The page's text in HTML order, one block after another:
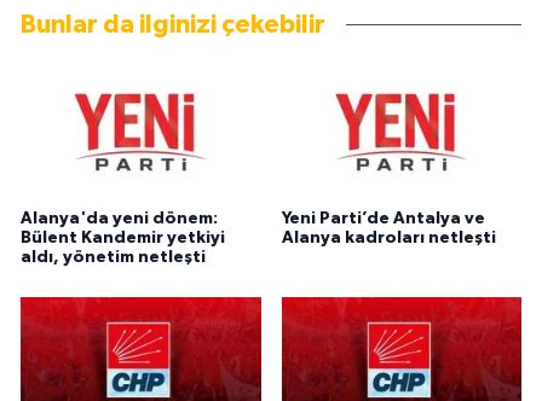
Bunlar da ilginizi çekebilir
Alanya'da yeni dönem:
Bülent Kandemir yetkiyi
aldı, yönetim netleşti
Yeni Parti’de Antalya ve
Alanya kadroları netleşti